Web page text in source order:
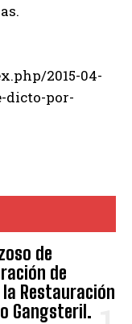
de
de
Restauración
Gangsteril.
2015-04-
dicto-por-